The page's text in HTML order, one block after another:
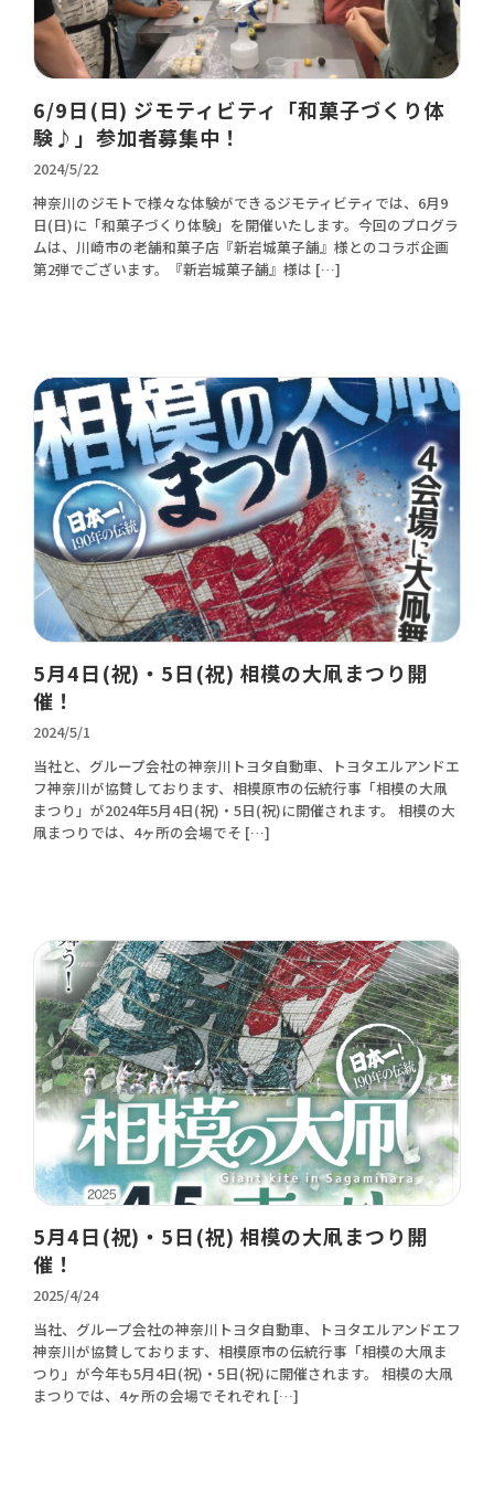
6/9日(日) ジモティビティ「和菓子づくり体
験♪」参加者募集中！
2024/5/22
神奈川のジモトで様々な体験ができるジモティビティでは、6月9
日(日)に「和菓子づくり体験」を開催いたします。今回のプログラ
ムは、川崎市の老舗和菓子店『新岩城菓子舗』様とのコラボ企画
第2弾でございます。『新岩城菓子舗』様は […]
5月4日(祝)・5日(祝) 相模の大凧まつり開
催！
2024/5/1
当社と、グループ会社の神奈川トヨタ自動車、トヨタエルアンドエ
フ神奈川が協賛しております、相模原市の伝統行事「相模の大凧
まつり」が2024年5月4日(祝)・5日(祝)に開催されます。 相模の大
凧まつりでは、4ヶ所の会場でそ […]
5月4日(祝)・5日(祝) 相模の大凧まつり開
催！
2025/4/24
当社、グループ会社の神奈川トヨタ自動車、トヨタエルアンドエフ
神奈川が協賛しております、相模原市の伝統行事「相模の大凧ま
つり」が今年も5月4日(祝)・5日(祝)に開催されます。 相模の大凧
まつりでは、4ヶ所の会場でそれぞれ […]